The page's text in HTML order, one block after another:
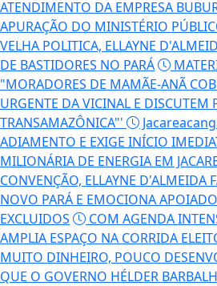
ATENDIMENTO DA EMPRESA
APURAÇÃO DO MINISTÉRIO
VELHA POLITICA, ELLAYNE
DE BASTIDORES NO PARÁ
"MORADORES DE MAMÃE-ANÃ
URGENTE DA VICINAL E DISCUTEM
TRANSAMAZÔNICA"'
ADIAMENTO E EXIGE INÍCIO
MILIONÁRIA DE ENERGIA EM
CONVENÇÃO, ELLAYNE D'ALMEIDA
NOVO PARÁ E EMOCIONA
EXCLUIDOS
COM AGENDA
AMPLIA ESPAÇO NA CORRIDA
MUITO DINHEIRO, POUCO
QUE O GOVERNO HÉLDER